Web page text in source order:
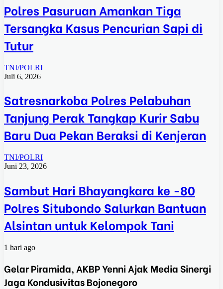
Polres Pasuruan Amankan Tiga
Tersangka Kasus Pencurian Sapi di
Tutur
TNI/POLRI
Juli 6, 2026
Satresnarkoba Polres Pelabuhan
Tanjung Perak Tangkap Kurir Sabu
Baru Dua Pekan Beraksi di Kenjeran
TNI/POLRI
Juni 23, 2026
Sambut Hari Bhayangkara ke -80
Polres Situbondo Salurkan Bantuan
Alsintan untuk Kelompok Tani
1 hari ago
Gelar Piramida, AKBP Yenni Ajak Media Sinergi
Jaga Kondusivitas Bojonegoro